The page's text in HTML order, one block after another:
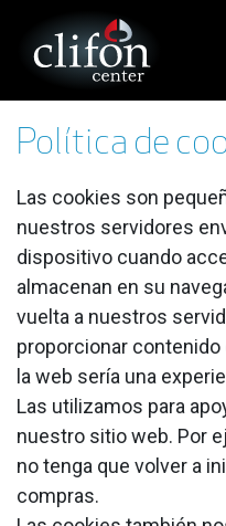
Ir al contenido
Política de
Las cookies son
nuestros servidores
dispositivo cuando
almacenan en su
vuelta a nuestros
proporcionar
la web sería una
Las utilizamos para
nuestro sitio web. Por
no tenga que volver a
compras.